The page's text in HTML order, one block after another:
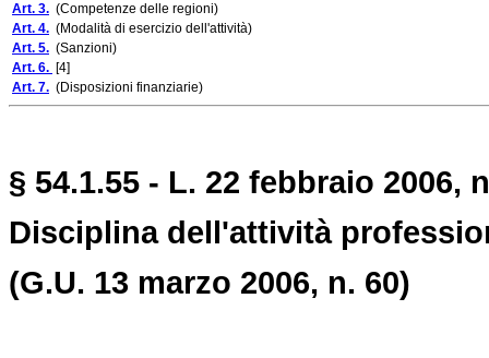
Art. 3. (Competenze delle regioni)
Art. 4. (Modalità di esercizio dell'attività)
Art. 5. (Sanzioni)
Art. 6. [4]
Art. 7. (Disposizioni finanziarie)
§ 54.1.55 - L. 22 febbraio 2006,
Disciplina dell'attività
(G.U. 13 marzo 2006, n. 60)